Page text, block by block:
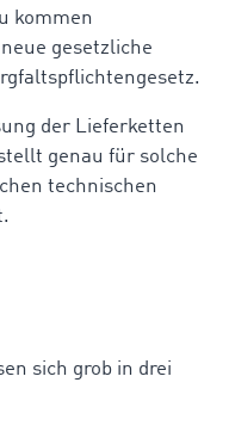
kommen
gesetzliche
der Lieferketten
genau für solche
technischen
sich grob in drei